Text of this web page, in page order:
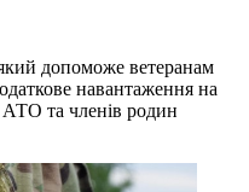
допоможе ветеранам
навантаження на
АТО та членів родин